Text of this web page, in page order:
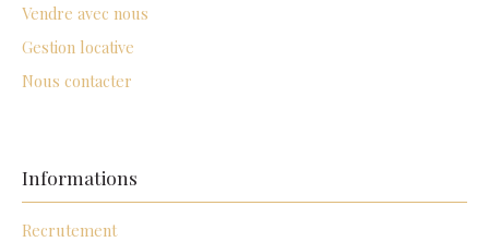
Vendre avec nous
Gestion locative
Nous contacter
Informations
Recrutement